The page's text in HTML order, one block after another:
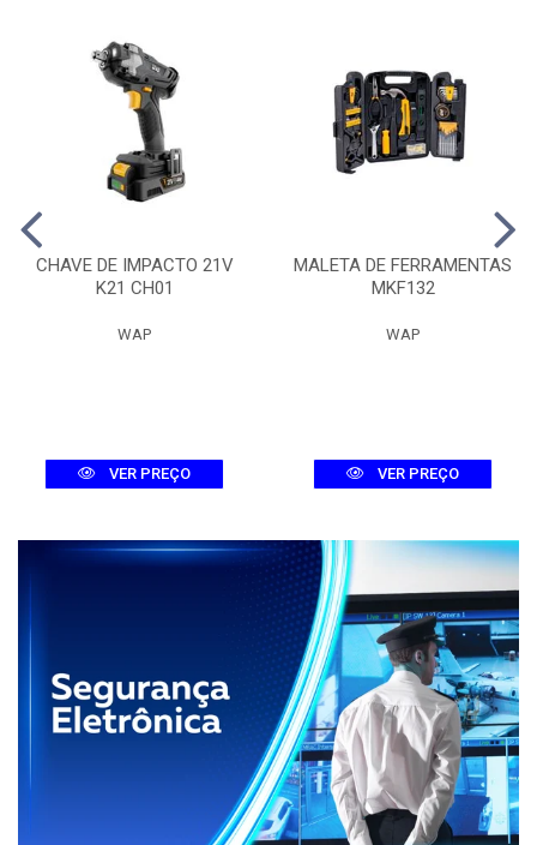
CHAVE DE IMPACTO 21V
K21 CH01
WAP
VER PREÇO
MALETA DE FERRAMENTAS
MKF132
WAP
VER PREÇO